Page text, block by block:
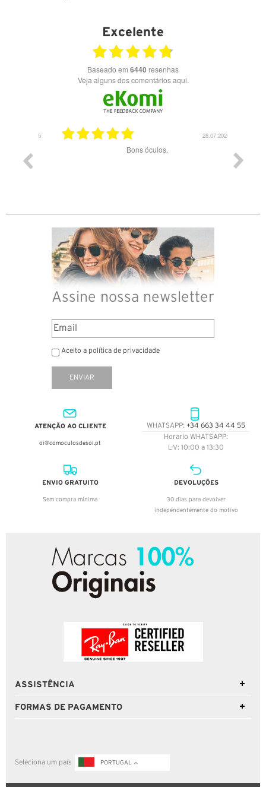
Excelente
Baseado em 6440 resenhas
Veja alguns dos comentários aqui.
28.07.2026
Bons óculos.
Assine nossa newsletter
Aceito a política de privacidade
ENVIAR
ATENÇÃO AO CLIENTE
oi@comoculosdesol.pt
WHATSAPP: +34 663 34 44 55
Horario WHATSAPP:
L-V: 10:00 a 13:30
ENVIO GRATUITO
Sem compra mínima
DEVOLUÇÕES
30 dias para devolver
independentemente do motivo
ASSISTÊNCIA
FORMAS DE PAGAMENTO
Seleciona um país PORTUGAL